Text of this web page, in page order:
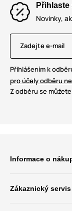
Novinky,
Zadejte e-mail
Přihlášením k
pro účely odběru
Z odběru se
Informace o
Zákaznický servis